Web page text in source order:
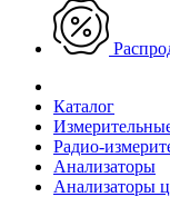
Каталог
Радио-
Анализаторы
Анализаторы